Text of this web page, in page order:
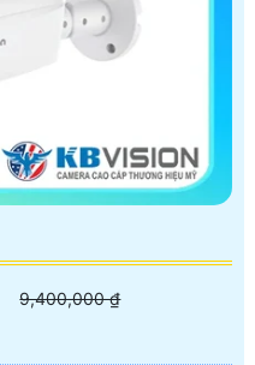
9,400,000 ₫